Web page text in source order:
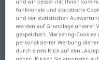
Übersicht aller
(Für mehr Details die
przeciążać
funktionale und statistische
und der statistischen
werden auf Grundlage unserer
gespeichert. Marketing-
personalisierter Werbung
durch einen Klick auf den
geben. Klicken Sie ansonsten